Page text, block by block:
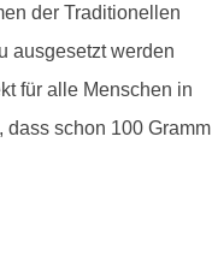
der Traditionellen
ausgesetzt werden
für alle Menschen in
schon 100 Gramm